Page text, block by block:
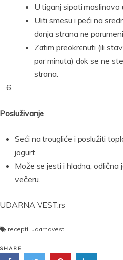
U tiganj sipati maslinovo
Uliti smesu i peći na
donja strana ne
Zatim preokrenuti (ili
par minuta) dok se ne
strana.
Posluživanje
Seći na trougliće i poslužiti
jogurt.
Može se jesti i hladna, odlična
večeru.
UDARNA VEST.rs
recepti, udarnavest
SHARE